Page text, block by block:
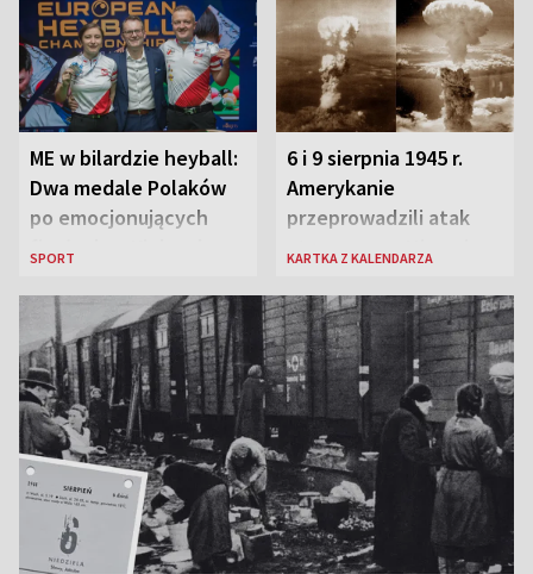
ME w bilardzie heyball:
Dwa medale Polaków
po emocjonujących
finałach w Kielcach
SPORT
6 i 9 sierpnia 1945 r.
Amerykanie
przeprowadzili atak
atomowy na Hiroszimę
KARTKA Z KALENDARZA